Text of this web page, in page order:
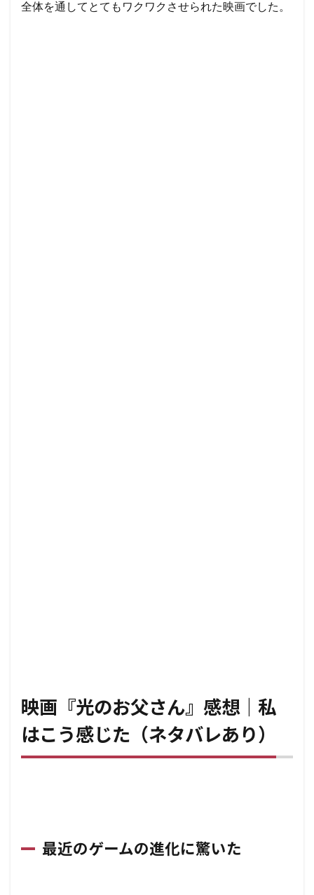
全体を通してとてもワクワクさせられた映画でした。
映画『光のお父さん』感想｜私
はこう感じた（ネタバレあり）
最近のゲームの進化に驚いた